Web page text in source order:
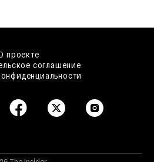
проекте
соглашение